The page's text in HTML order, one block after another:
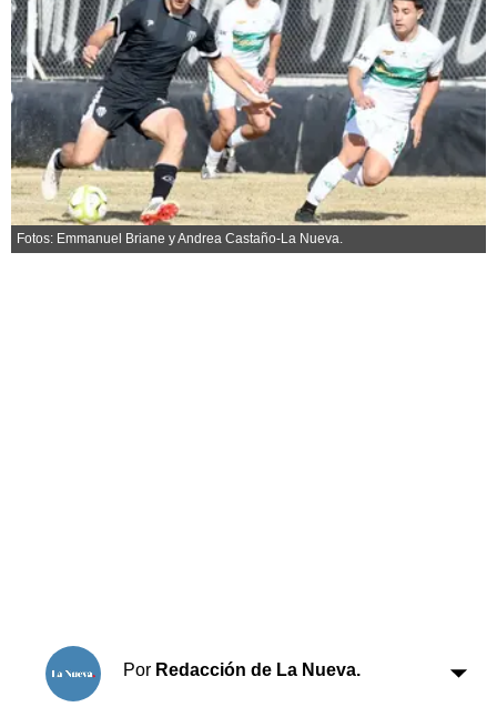
Turismo
Salud
Es viral
El tiempo
Fúnebres
Clasificados
Horóscopo
Suplementos
Fotos: Emmanuel Briane y Andrea Castaño-La Nueva.
Por Redacción de La Nueva.